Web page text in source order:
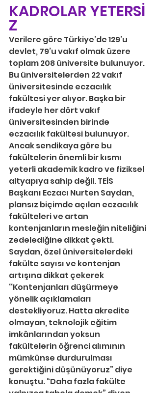
KADROLAR YETERSİ
Z
Verilere göre Türkiye’de 129’u
devlet, 79’u vakıf olmak üzere
toplam 208 üniversite bulunuyor.
Bu üniversitelerden 22 vakıf
üniversitesinde eczacılık
fakültesi yer alıyor. Başka bir
ifadeyle her dört vakıf
üniversitesinden birinde
eczacılık fakültesi bulunuyor.
Ancak sendikaya göre bu
fakültelerin önemli bir kısmı
yeterli akademik kadro ve fiziksel
altyapıya sahip değil. TEİS
Başkanı Eczacı Nurten Saydan,
plansız biçimde açılan eczacılık
fakülteleri ve artan
kontenjanların mesleğin niteliğini
zedelediğine dikkat çekti.
Saydan, özel üniversitelerdeki
fakülte sayısı ve kontenjan
artışına dikkat çekerek
‘‘Kontenjanları düşürmeye
yönelik açıklamaları
destekliyoruz. Hatta akredite
olmayan, teknolojik eğitim
imkânlarından yoksun
fakültelerin öğrenci alımının
mümkünse durdurulması
gerektiğini düşünüyoruz” diye
konuştu. “Daha fazla fakülte